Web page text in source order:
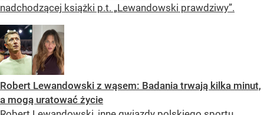
nadchodzącej książki p.t. „Lewandowski prawdziwy”.
Robert Lewandowski z wąsem: Badania trwają kilka minut,
a mogą uratować życie